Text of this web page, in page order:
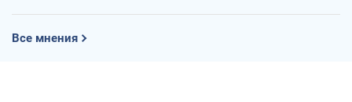
Все мнения